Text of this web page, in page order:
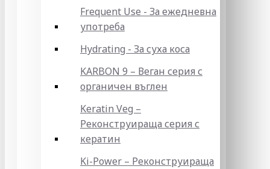
Frequent Use - За ежедневна
употреба
Hydrating - За суха коса
KARBON 9 – Веган серия с
органичен въглен
Keratin Veg –
Реконструираща серия с
кератин
Ki-Power – Реконструираща